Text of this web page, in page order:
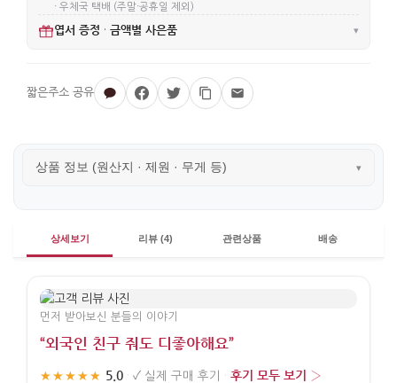
· 우체국 택배 (주말·공휴일 제외)
엽서 증정 · 금액별 사은품 ▾
상품 정보 (원산지 · 제원 · 무게 등) ▾
상세보기 리뷰 (4) 관련상품 배송
먼저 받아보신 분들의 이야기
“외국인 친구 줘도 디좋아해요”
★★★★★ 5.0 · ✓ 실제 구매 후기 · 후기 모두 보기 ›